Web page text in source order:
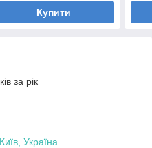
Купити
за рік
Україна